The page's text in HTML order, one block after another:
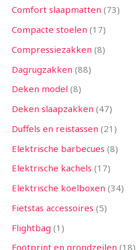
Comfort slaapmatten 73
Compacte stoelen 17
Compressiezakken 8
Dagrugzakken 88
Deken model 8
Deken slaapzakken 47
Duffels en reistassen 21
Elektrische barbecues 8
Elektrische kachels 17
Elektrische koelboxen 34
Fietstas accessoires 5
Flightbag 1
Footprint en grondzeilen 18